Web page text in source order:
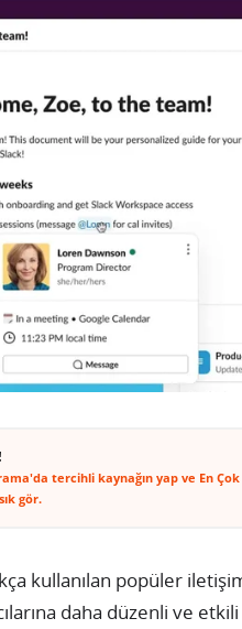
tercihli kaynağın yap ve En
gör.
kullanılan popüler
daha düzenli ve